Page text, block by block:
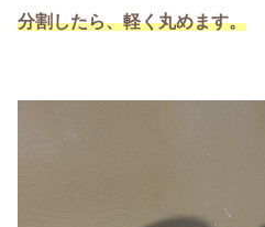
分割したら、軽く丸めます。